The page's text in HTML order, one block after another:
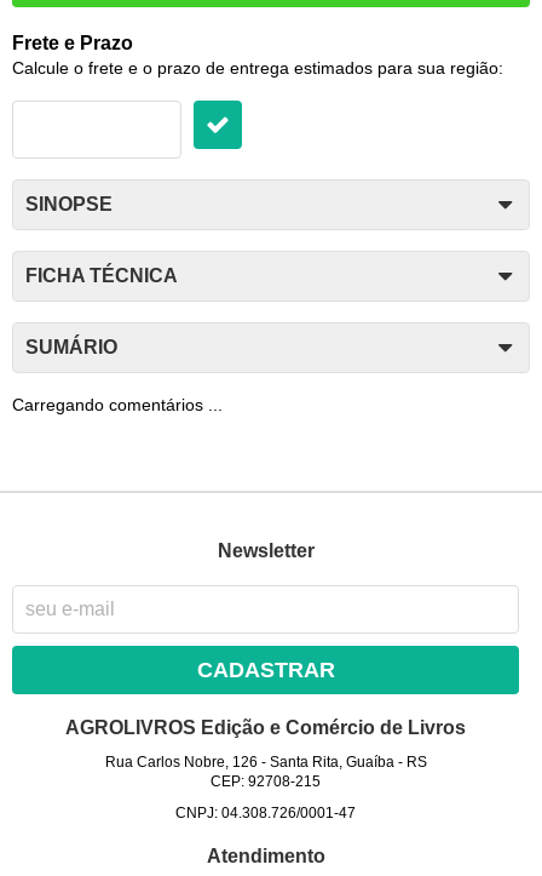
Frete e Prazo
Calcule o frete e o prazo de entrega estimados para sua região:
SINOPSE
FICHA TÉCNICA
SUMÁRIO
Carregando comentários ...
Newsletter
CADASTRAR
AGROLIVROS Edição e Comércio de Livros
Rua Carlos Nobre, 126 - Santa Rita, Guaíba- RS
CEP: 92708-215
CNPJ: 04.308.726/0001-47
Atendimento